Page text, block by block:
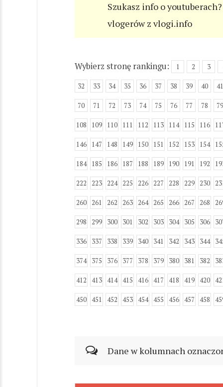
Szukasz info o
vlogerów z vlogi.info
Wybierz stronę rankingu: 1 2 3
32 33 34 35 36 37 38 39 40 41
70 71 72 73 74 75 76 77 78 79
108 109 110 111 112 113 114 115 116
146 147 148 149 150 151 152 153 154
184 185 186 187 188 189 190 191 192
222 223 224 225 226 227 228 229 230
260 261 262 263 264 265 266 267 268
298 299 300 301 302 303 304 305 306
336 337 338 339 340 341 342 343 344
374 375 376 377 378 379 380 381 382
412 413 414 415 416 417 418 419 420
450 451 452 453 454 455 456 457 458
Dane w kolumnach